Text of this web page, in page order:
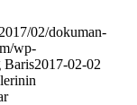
02/dokuman-
wp-
Baris2017-02-02